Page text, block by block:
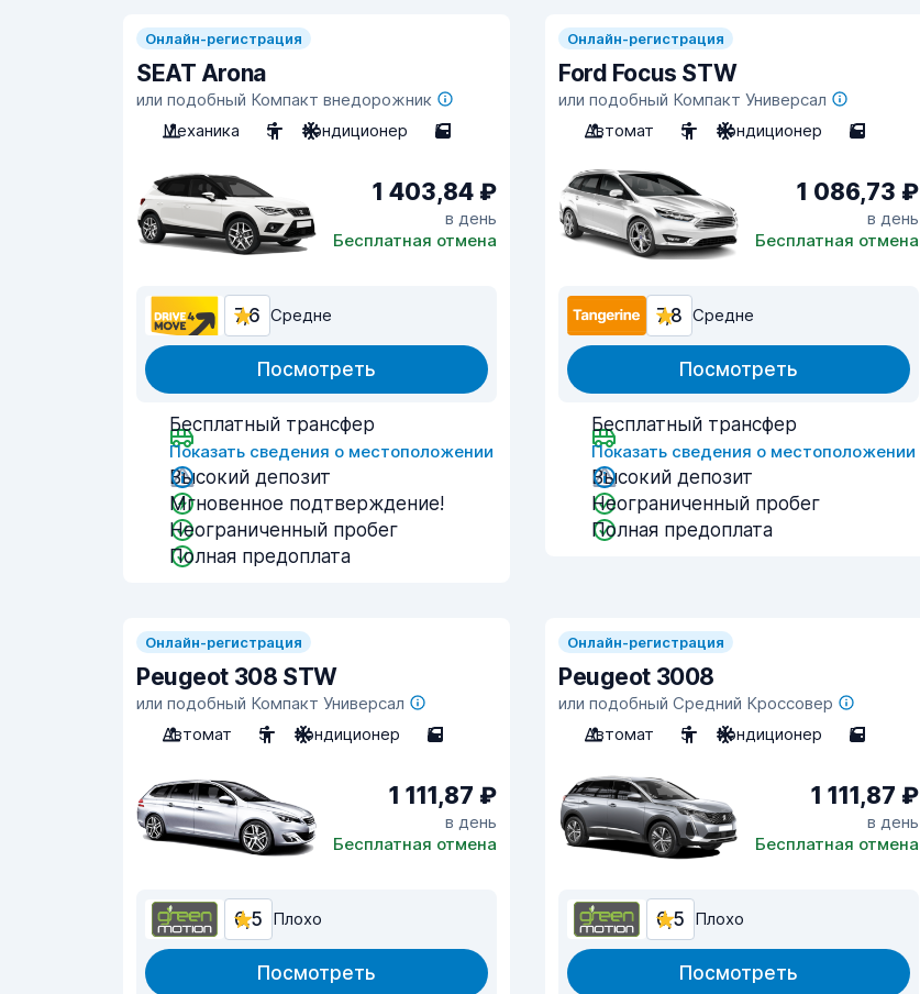
Онлайн-регистрация
SEAT Arona
или подобный Компакт внедорожник
Механика
5 Кондиционер 5
1 403,84 ₽
в день
Бесплатная отмена
7,6 Средне
Посмотреть
Бесплатный трансфер
Показать сведения о местоположении
Высокий депозит
Мгновенное подтверждение!
Неограниченный пробег
Полная предоплата
Онлайн-регистрация
Ford Focus STW
или подобный Компакт Универсал
Автомат
5 Кондиционер 5
1 086,73 ₽
в день
Бесплатная отмена
7,8 Средне
Посмотреть
Бесплатный трансфер
Показать сведения о местоположении
Высокий депозит
Неограниченный пробег
Полная предоплата
Онлайн-регистрация
Peugeot 308 STW
или подобный Компакт Универсал
Автомат
5 Кондиционер 5
1 111,87 ₽
в день
Бесплатная отмена
6,5 Плохо
Посмотреть
Онлайн-регистрация
Peugeot 3008
или подобный Средний Кроссовер
Автомат
5 Кондиционер 5
1 111,87 ₽
в день
Бесплатная отмена
6,5 Плохо
Посмотреть